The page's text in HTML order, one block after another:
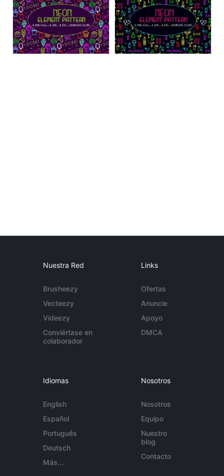
Nuestra Red
Brusheezy
Vecteezy
Videezy
Conviértase en
colaborador
Links
Ofertas
Anuncie
Apoyo
DMCA
Idiomas
English
Español
Português
Deutsch
Más...
Nosotros
Nosotros
Equipo
Nuestro
blog
Contacto